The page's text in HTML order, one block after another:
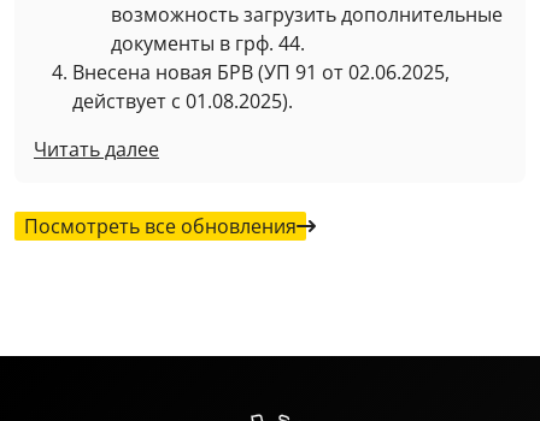
возможность загрузить дополнительные
документы в грф. 44.
Внесена новая БРВ (УП 91 от 02.06.2025,
действует с 01.08.2025).
Читать далее
Посмотреть все обновления